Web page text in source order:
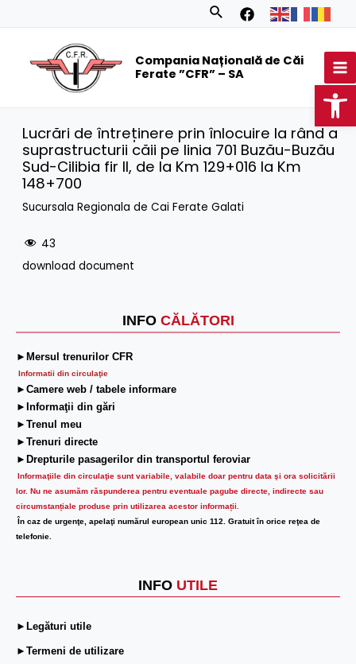
Search
Compania Națională de Căi
Ferate ”CFR” – SA
INFO CĂLĂTORI
►Mersul trenurilor CFR
Informatii din circulaţie
►Camere web / tabele informare
►Informaţii din gări
►Trenul meu
►Trenuri directe
►Drepturile pasagerilor din transportul feroviar
Informaţiile din circulaţie sunt variabile, valabile doar pentru data şi ora solicitării
lor. Nu ne asumăm răspunderea pentru eventuale pagube directe, indirecte sau
circumstanțiale produse prin utilizarea acestor informații.
În caz de urgenţe, apelaţi numărul european unic 112. Gratuit în orice reţea de
telefonie.
INFO UTILE
►Legături utile
►Termeni de utilizare
Lucrări de întreținere prin înlocuire la rând a
suprastructurii căii pe linia 701 Buzău-Buzău
Sud-Cilibia fir II, de la Km 129+016 la Km
148+700
Sucursala Regionala de Cai Ferate Galati
43
download document